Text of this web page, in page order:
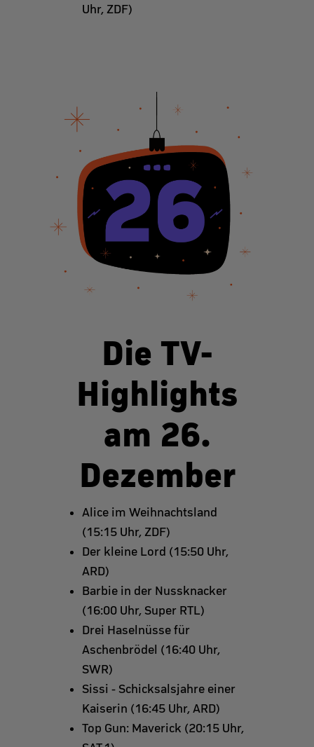
Uhr, ZDF)
Die TV-
Highlights
am 26.
Dezember
Alice im Weihnachtsland
(15:15 Uhr, ZDF)
Der kleine Lord (15:50 Uhr,
ARD)
Barbie in der Nussknacker
(16:00 Uhr, Super RTL)
Drei Haselnüsse für
Aschenbrödel (16:40 Uhr,
SWR)
Sissi - Schicksalsjahre einer
Kaiserin (16:45 Uhr, ARD)
Top Gun: Maverick (20:15 Uhr,